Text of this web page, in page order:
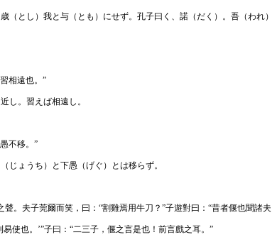
（とし）我と与（とも）にせず。孔子曰く、諾（だく）。吾（われ）
相遠也。”
し。習えば相遠し。
不移。”
じょうち）と下愚（げぐ）とは移らず。
聲。夫子莞爾而笑，曰：“割雞焉用牛刀？”子遊對曰：“昔者偃也聞諸夫
使也。’”子曰：“二三子，偃之言是也！前言戲之耳。”